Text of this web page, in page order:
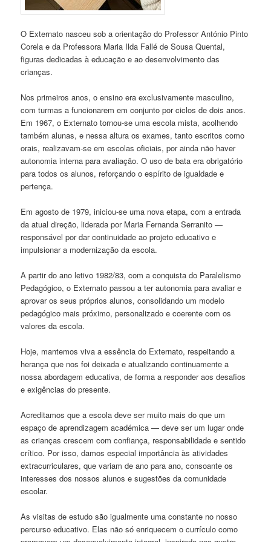
O Externato nasceu sob a orientação do Professor António Pinto
Corela e da Professora Maria Ilda Fallé de Sousa Quental,
figuras dedicadas à educação e ao desenvolvimento das
crianças.
Nos primeiros anos, o ensino era exclusivamente masculino,
com turmas a funcionarem em conjunto por ciclos de dois anos.
Em 1967, o Externato tornou-se uma escola mista, acolhendo
também alunas, e nessa altura os exames, tanto escritos como
orais, realizavam-se em escolas oficiais, por ainda não haver
autonomia interna para avaliação. O uso de bata era obrigatório
para todos os alunos, reforçando o espírito de igualdade e
pertença.
Em agosto de 1979, iniciou-se uma nova etapa, com a entrada
da atual direção, liderada por Maria Fernanda Serranito —
responsável por dar continuidade ao projeto educativo e
impulsionar a modernização da escola.
A partir do ano letivo 1982/83, com a conquista do Paralelismo
Pedagógico, o Externato passou a ter autonomia para avaliar e
aprovar os seus próprios alunos, consolidando um modelo
pedagógico mais próximo, personalizado e coerente com os
valores da escola.
Hoje, mantemos viva a essência do Externato, respeitando a
herança que nos foi deixada e atualizando continuamente a
nossa abordagem educativa, de forma a responder aos desafios
e exigências do presente.
Acreditamos que a escola deve ser muito mais do que um
espaço de aprendizagem académica — deve ser um lugar onde
as crianças crescem com confiança, responsabilidade e sentido
crítico. Por isso, damos especial importância às atividades
extracurriculares, que variam de ano para ano, consoante os
interesses dos nossos alunos e sugestões da comunidade
escolar.
As visitas de estudo são igualmente uma constante no nosso
percurso educativo. Elas não só enriquecem o currículo como